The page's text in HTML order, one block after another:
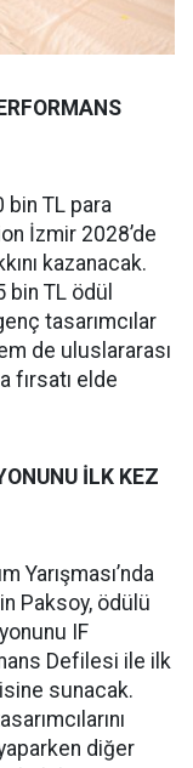
bin TL para
İzmir 2028’de
kazanacak.
TL ödül
tasarımcılar
de uluslararası
fırsatı elde
İLK KEZ
Yarışması’nda
Paksoy, ödülü
IF
Defilesi ile ilk
sunacak.
diğer